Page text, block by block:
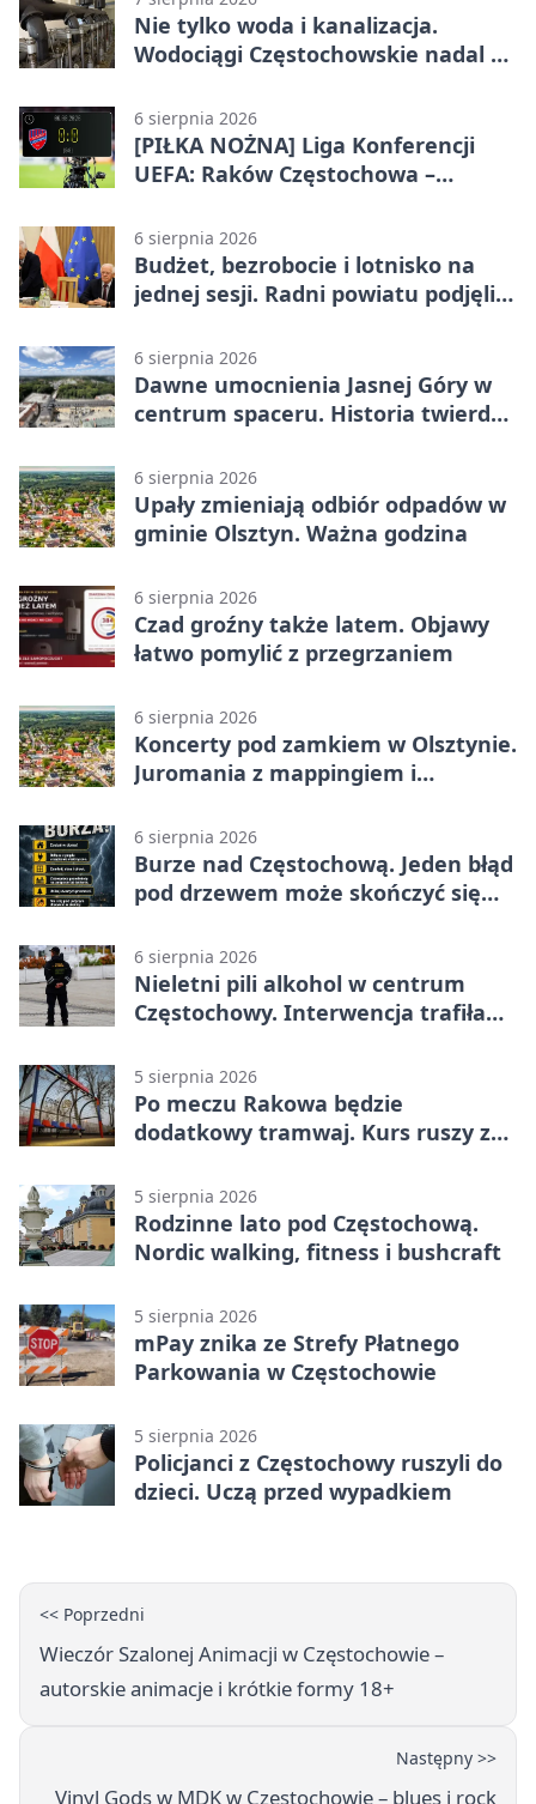
Nie tylko woda i kanalizacja.
Wodociągi Częstochowskie nadal w
6 sierpnia 2026
[PIŁKA NOŻNA] Liga Konferencji
UEFA: Raków Częstochowa –
meczu III rundy eliminacji
6 sierpnia 2026
Budżet, bezrobocie i lotnisko na
jednej sesji. Radni powiatu podjęli
6 sierpnia 2026
Dawne umocnienia Jasnej Góry w
centrum spaceru. Historia twierdzy
6 sierpnia 2026
Upały zmieniają odbiór odpadów w
gminie Olsztyn. Ważna godzina
6 sierpnia 2026
Czad groźny także latem. Objawy
łatwo pomylić z przegrzaniem
6 sierpnia 2026
Koncerty pod zamkiem w Olsztynie.
Juromania z mappingiem i
6 sierpnia 2026
Burze nad Częstochową. Jeden błąd
pod drzewem może skończyć się
6 sierpnia 2026
Nieletni pili alkohol w centrum
Częstochowy. Interwencja trafiła
5 sierpnia 2026
Po meczu Rakowa będzie
dodatkowy tramwaj. Kurs ruszy ze
5 sierpnia 2026
Rodzinne lato pod Częstochową.
Nordic walking, fitness i bushcraft
5 sierpnia 2026
mPay znika ze Strefy Płatnego
Parkowania w Częstochowie
5 sierpnia 2026
Policjanci z Częstochowy ruszyli do
dzieci. Uczą przed wypadkiem
<< Poprzedni
Wieczór Szalonej Animacji w Częstochowie –
autorskie animacje i krótkie formy 18+
Następny >>
Vinyl Gods w MDK w Częstochowie – blues i rock